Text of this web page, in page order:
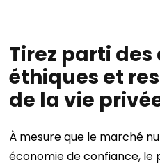
Tirez parti
éthiques et
de la vie
À mesure que le marché
économie de confiance, le